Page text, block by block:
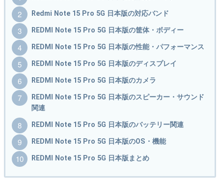
Redmi Note 15 Pro 5G 日本版の対応バンド
REDMI Note 15 Pro 5G 日本版の筐体・ボディー
REDMI Note 15 Pro 5G 日本版の性能・パフォーマンス
REDMI Note 15 Pro 5G 日本版のディスプレイ
REDMI Note 15 Pro 5G 日本版のカメラ
REDMI Note 15 Pro 5G 日本版のスピーカー・サウンド
関連
REDMI Note 15 Pro 5G 日本版のバッテリー関連
REDMI Note 15 Pro 5G 日本版のOS・機能
REDMI Note 15 Pro 5G 日本版まとめ